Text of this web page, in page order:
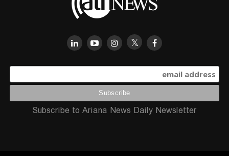
Subscribe to Ariana News Daily Newsletter